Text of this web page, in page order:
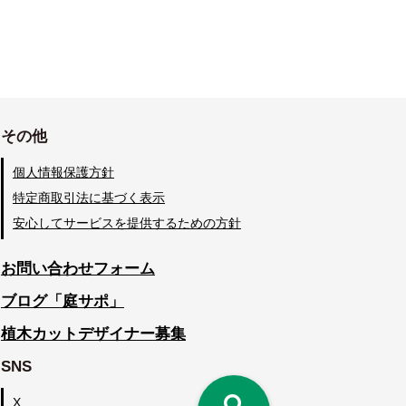
その他
個人情報保護方針
特定商取引法に基づく表示
安心してサービスを提供するための方針
お問い合わせフォーム
ブログ「庭サポ」
植木カットデザイナー募集
SNS
X